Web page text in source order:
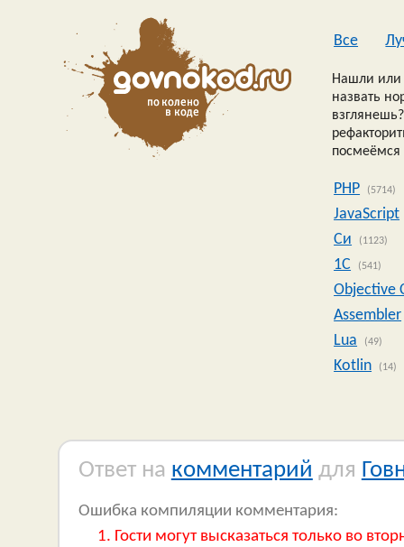
Все
Нашли или
назвать
посмеёмся
PHP (5714)
JavaScript
Си
(1123)
1C (541)
Objective
Assembler
Lua
(49)
Kotlin (14)
Ответ на комментарий для
Ошибка компиляции комментария:
Гости могут высказаться только во